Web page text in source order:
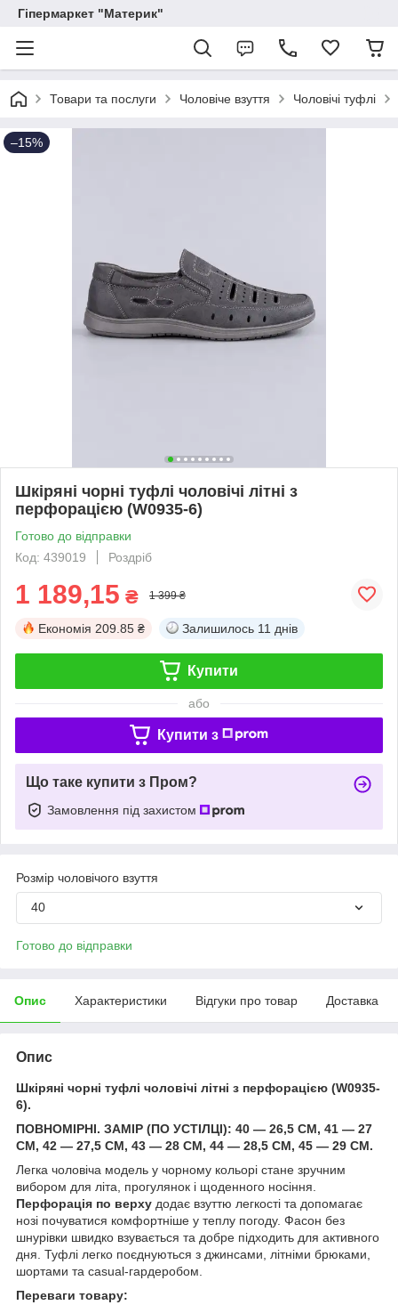
Гіпермаркет "Материк"
Товари та послуги Чоловіче взуття Чоловічі туфлі
–15%
Шкіряні чорні туфлі чоловічі літні з
перфорацією (W0935-6)
Готово до відправки
Код: 439019
Роздріб
1 189,15 ₴ 1 399 ₴
Економія 209.85 ₴ Залишилось 11 днів
Купити
або
Купити з
Що таке купити з Пром?
Замовлення під захистом
Розмір чоловічого взуття
40
Готово до відправки
Опис Характеристики Відгуки про товар Доставка
Опис
Шкіряні чорні туфлі чоловічі літні з перфорацією (W0935-
6).
ПОВНОМІРНІ. ЗАМІР (ПО УСТІЛЦІ): 40 — 26,5 СМ, 41 — 27
СМ, 42 — 27,5 СМ, 43 — 28 СМ, 44 — 28,5 СМ, 45 — 29 СМ.
Легка чоловіча модель у чорному кольорі стане зручним
вибором для літа, прогулянок і щоденного носіння.
Перфорація по верху додає взуттю легкості та допомагає
нозі почуватися комфортніше у теплу погоду. Фасон без
шнурівки швидко взувається та добре підходить для активного
дня. Туфлі легко поєднуються з джинсами, літніми брюками,
шортами та casual-гардеробом.
Переваги товару: